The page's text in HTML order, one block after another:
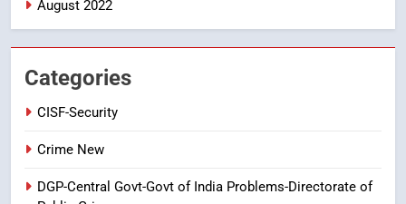
7
తిరుమల లడ్డూ నెయ్యి కల్తీ: పవిత్ర
8
Laddu: A Sacred Trust Betrayed
August 2022
Categories
CISF-Security
Crime New
DGP-Central Govt-Govt of India Problems-Directorate of